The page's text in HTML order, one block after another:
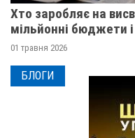
Хто заробляє на
мільйонні бюджети
01 травня 2026
БЛОГИ